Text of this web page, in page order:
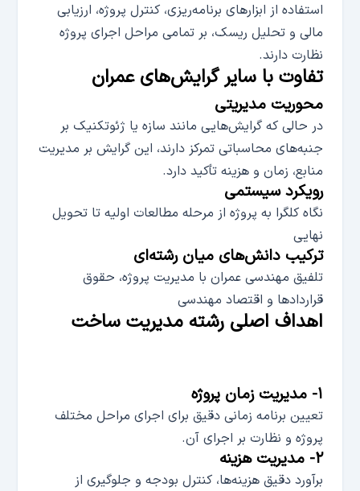
استفاده از ابزارهای برنامه‌ریزی، کنترل پروژه، ارزیابی
مالی و تحلیل ریسک، بر تمامی مراحل اجرای پروژه
نظارت دارند.
تفاوت با سایر گرایش­‌های عمران
محوریت مدیریتی
در حالی که گرایش­‌هایی مانند سازه یا ژئوتکنیک بر
جنبه­‌های محاسباتی تمرکز دارند، این گرایش بر مدیریت
منابع، زمان و هزینه تأکید دارد.
رویکرد سیستمی
نگاه کلگرا به پروژه از مرحله مطالعات اولیه تا تحویل
نهایی
ترکیب دانش‌­های میان رشته‌­ای
تلفیق مهندسی عمران با مدیریت پروژه، حقوق
قراردادها و اقتصاد مهندسی
اهداف اصلی رشته مدیریت ساخت
۱- مدیریت زمان پروژه
تعیین برنامه زمانی دقیق برای اجرای مراحل مختلف
پروژه و نظارت بر اجرای آن.
۲- مدیریت هزینه
برآورد دقیق هزینه‌ها، کنترل بودجه و جلوگیری از